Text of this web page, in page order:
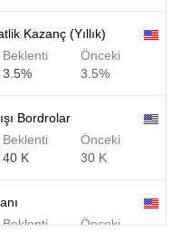
Kazanç (Yıllık)
Beklenti
3.5%
Önceki
3.5%
Bordrolar
Beklenti
40 K
Önceki
30 K
Beklenti
Önceki